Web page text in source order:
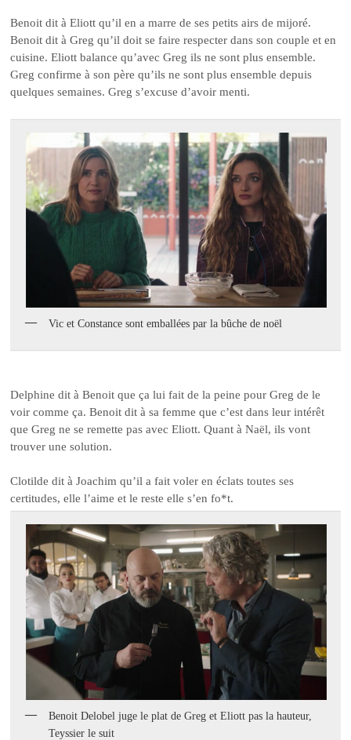
Benoit dit à Eliott qu’il en a marre de ses petits airs de mijoré.
Benoit dit à Greg qu’il doit se faire respecter dans son couple et en
cuisine. Eliott balance qu’avec Greg ils ne sont plus ensemble.
Greg confirme à son père qu’ils ne sont plus ensemble depuis
quelques semaines. Greg s’excuse d’avoir menti.
Vic et Constance sont emballées par la bûche de noël
Delphine dit à Benoit que ça lui fait de la peine pour Greg de le
voir comme ça. Benoit dit à sa femme que c’est dans leur intérêt
que Greg ne se remette pas avec Eliott. Quant à Naël, ils vont
trouver une solution.
Clotilde dit à Joachim qu’il a fait voler en éclats toutes ses
certitudes, elle l’aime et le reste elle s’en fo*t.
Benoit Delobel juge le plat de Greg et Eliott pas la hauteur,
Teyssier le suit